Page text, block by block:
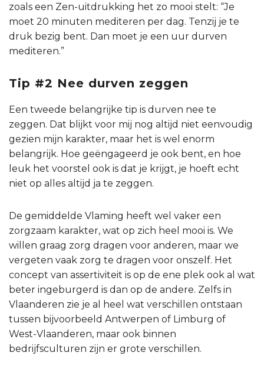
zoals een Zen-uitdrukking het zo mooi stelt: “Je
moet 20 minuten mediteren per dag. Tenzij je te
druk bezig bent. Dan moet je een uur durven
mediteren.”
Tip #2 Nee durven zeggen
Een tweede belangrijke tip is durven nee te
zeggen. Dat blijkt voor mij nog altijd niet eenvoudig
gezien mijn karakter, maar het is wel enorm
belangrijk. Hoe geëngageerd je ook bent, en hoe
leuk het voorstel ook is dat je krijgt, je hoeft echt
niet op alles altijd ja te zeggen.
De gemiddelde Vlaming heeft wel vaker een
zorgzaam karakter, wat op zich heel mooi is. We
willen graag zorg dragen voor anderen, maar we
vergeten vaak zorg te dragen voor onszelf. Het
concept van assertiviteit is op de ene plek ook al wat
beter ingeburgerd is dan op de andere. Zelfs in
Vlaanderen zie je al heel wat verschillen ontstaan
tussen bijvoorbeeld Antwerpen of Limburg of
West-Vlaanderen, maar ook binnen
bedrijfsculturen zijn er grote verschillen.